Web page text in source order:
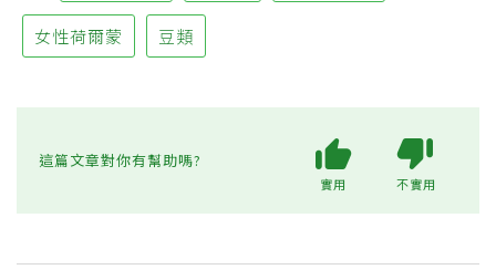
女性荷爾蒙 豆類
這篇文章對你有幫助嗎?
實用 不實用